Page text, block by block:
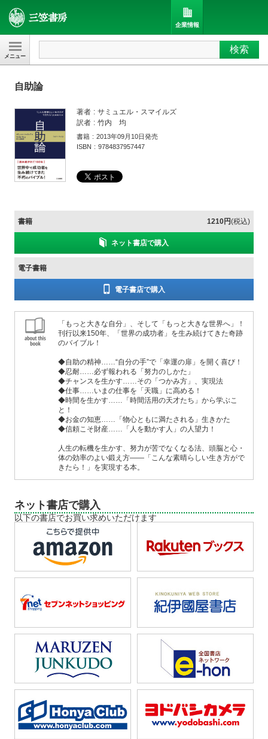
三笠書房 検索
企業情報
自助論
著者
サミュエル・スマイルズ
訳者
竹内 均
書籍
2013年09月10日発売
ISBN
9784837957447
書籍 1210円(税込)
ネット書店で購入
電子書籍
電子書店で購入
「もっと大きな自分」、そして「もっと大きな世界へ」！
刊行以来150年、「世界の成功者」を生み続けてきた奇跡
のバイブル！
◆自助の精神……“自分の手”で「幸運の扉」を開く喜び！
◆忍耐……必ず報われる「努力のしかた」
◆チャンスを生かす……その「つかみ方」、実現法
◆仕事……いまの仕事を「天職」に高める！
◆時間を生かす……「時間活用の天才たち」から学ぶこ
と！
◆お金の知恵……「物心ともに満たされる」生きかた
◆信頼こそ財産……「人を動かす人」の人望力！
人生の転機を生かす、努力が苦でなくなる法、頭脳と心・
体の効率のよい鍛え方――「こんな素晴らしい生き方がで
きたら！」を実現する本。
ネット書店で購入
以下の書店でお買い求めいただけます